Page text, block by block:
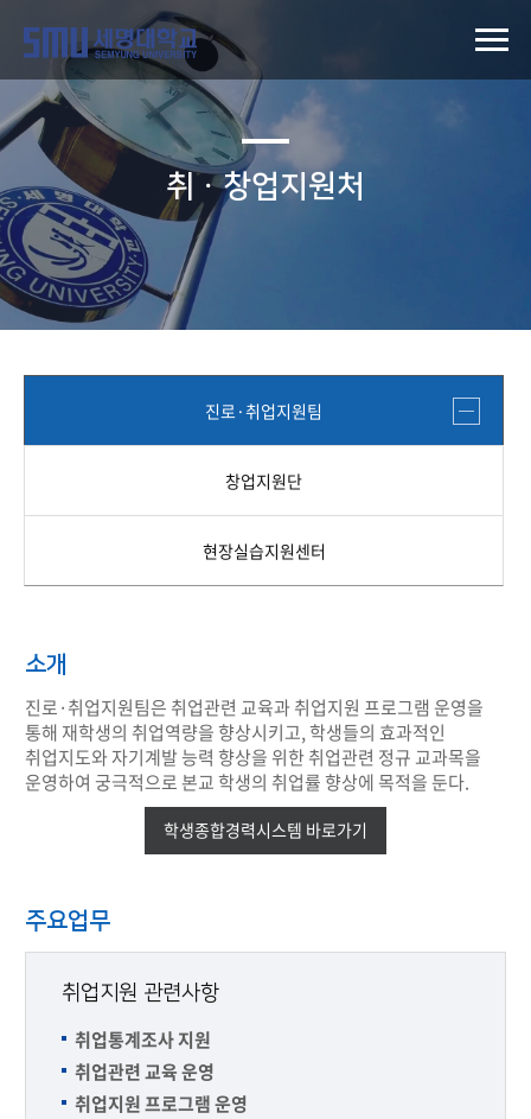
취ㆍ창업지원처
진로·취업지원팀
창업지원단
현장실습지원센터
소개
진로·취업지원팀은 취업관련 교육과 취업지원 프로그램 운영을
통해 재학생의 취업역량을 향상시키고, 학생들의 효과적인
취업지도와 자기계발 능력 향상을 위한 취업관련 정규 교과목을
운영하여 궁극적으로 본교 학생의 취업률 향상에 목적을 둔다.
학생종합경력시스템 바로가기
주요업무
취업지원 관련사항
취업통계조사 지원
취업관련 교육 운영
취업지원 프로그램 운영